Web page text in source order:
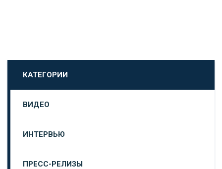
КАТЕГОРИИ
ВИДЕО
ИНТЕРВЬЮ
ПРЕСС-РЕЛИЗЫ